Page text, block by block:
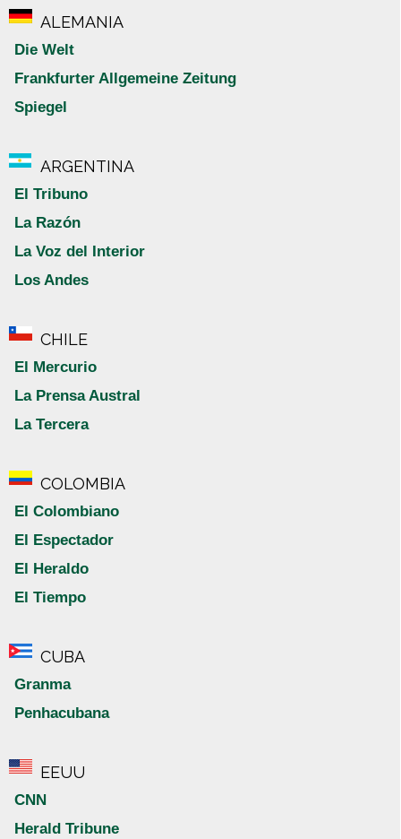
ALEMANIA
Die Welt
Frankfurter Allgemeine Zeitung
Spiegel
ARGENTINA
El Tribuno
La Razón
La Voz del Interior
Los Andes
CHILE
El Mercurio
La Prensa Austral
La Tercera
COLOMBIA
El Colombiano
El Espectador
El Heraldo
El Tiempo
CUBA
Granma
Penhacubana
EEUU
CNN
Herald Tribune